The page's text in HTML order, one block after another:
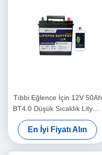
Tıbbi Eğlence İçin 12V 50Ah
BT4.0 Düşük Sıcaklık Lityum
Pil
En İyi Fiyatı Alın